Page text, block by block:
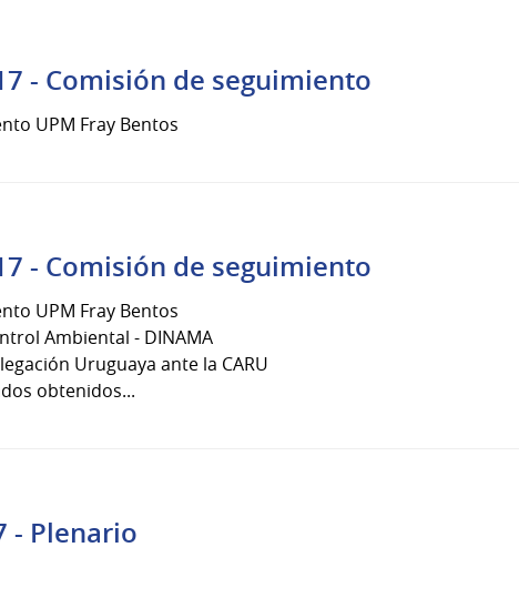
- Comisión de seguimiento
UPM Fray Bentos
- Comisión de seguimiento
UPM Fray Bentos
Ambiental - DINAMA
Uruguaya ante la CARU
obtenidos...
- Plenario